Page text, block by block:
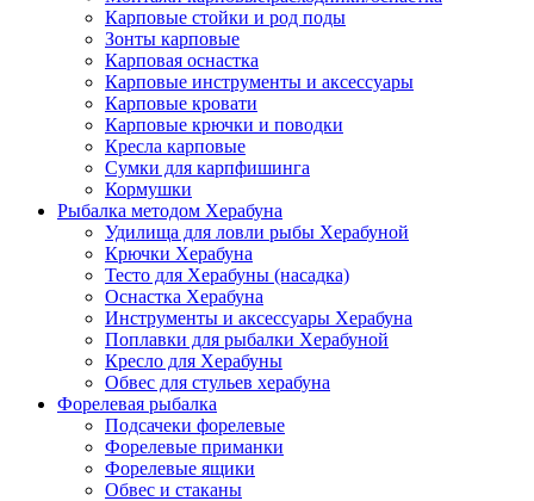
Карповые стойки и род поды
Зонты карповые
Карповая оснастка
Карповые инструменты и аксессуары
Карповые кровати
Карповые крючки и поводки
Кресла карповые
Сумки для карпфишинга
Кормушки
Рыбалка методом Херабуна
Удилища для ловли рыбы Херабуной
Крючки Херабуна
Тесто для Херабуны (насадка)
Оснастка Херабуна
Инструменты и аксессуары Херабуна
Поплавки для рыбалки Херабуной
Кресло для Херабуны
Обвес для стульев херабуна
Форелевая рыбалка
Подсачеки форелевые
Форелевые приманки
Форелевые ящики
Обвес и стаканы